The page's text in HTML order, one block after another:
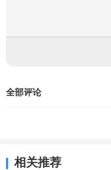
全部评论
相关推荐